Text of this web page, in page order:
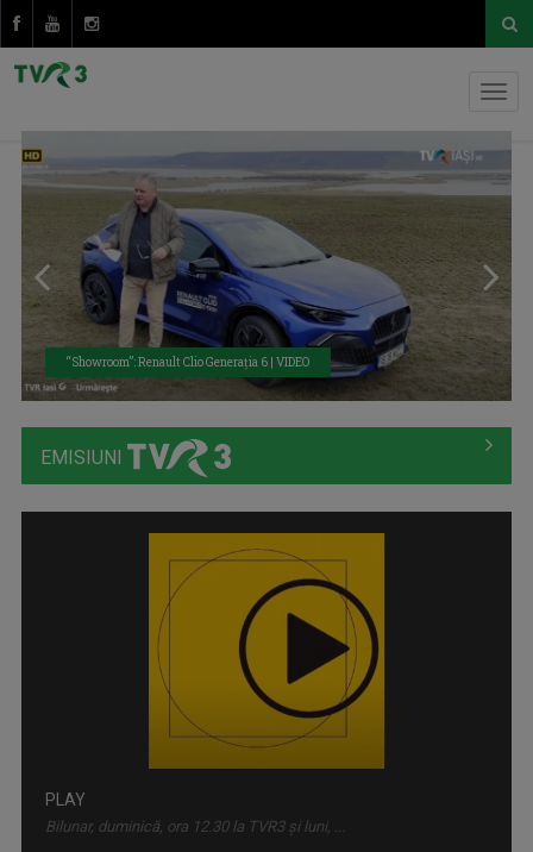
“Showroom”: Renault Clio Generaţia 6 | VIDEO
EMISIUNI
ART PASS
Zilnic, ora 5.55; duminică-vineri, ora 19.55, TVR3